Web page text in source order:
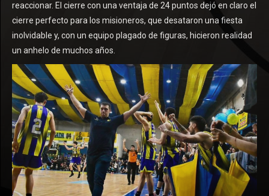
reaccionar. El cierre con una ventaja de 24 puntos dejó en claro el
cierre perfecto para los misioneros, que desataron una fiesta
inolvidable y, con un equipo plagado de figuras, hicieron realidad
un anhelo de muchos años.